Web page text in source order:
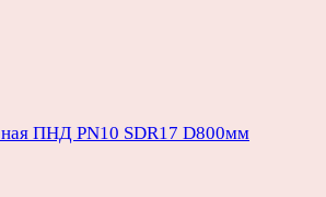
ПНД PN10 SDR17 D800мм